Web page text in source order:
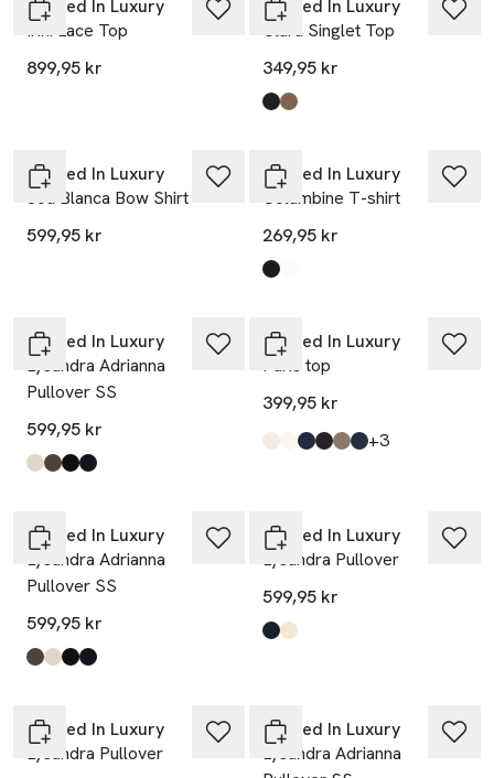
Soaked In Luxury
Irini Lace Top
899,95 kr
Soaked In Luxury
Clara Singlet Top
349,95 kr
Produkten finns i färgerna:
Black
Morel
Soaked In Luxury
Joa Blanca Bow Shirt
599,95 kr
Soaked In Luxury
Columbine T-shirt
269,95 kr
Produkten finns i färgerna:
Black
Broken White
Soaked In Luxury
Lysandra Adrianna
Pullover SS
599,95 kr
Produkten finns i färgerna:
Whisper White
Morel,
Black,
Salute,
Soaked In Luxury
Paris top
399,95 kr
Produkten finns i färgerna:
Nature Stripe,
Broken White,
Night Sky,
Black W Creme Stripes
Walnut,
Salute W Creme Stripes
+3till
Soaked In Luxury
Lysandra Adrianna
Pullover SS
599,95 kr
Produkten finns i färgerna:
Morel,
Whisper White
Black,
Salute,
Soaked In Luxury
Lysandra Pullover
599,95 kr
Produkten finns i färgerna:
Salute
Whisper White
Soaked In Luxury
Lysandra Pullover
Soaked In Luxury
Lysandra Adrianna